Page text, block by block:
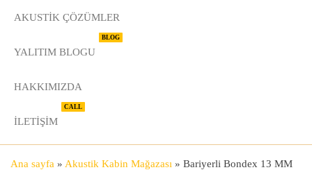
AKUSTIK ÇÖZÜMLER
YALITIM BLOGU
BLOG
HAKKIMIZDA
İLETIŞIM
CALL
Ana sayfa » Akustik Kabin Mağazası » Bariyerli Bondex 13 MM